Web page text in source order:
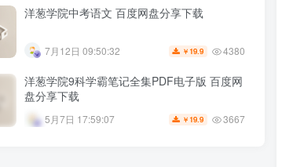
洋葱学院中考语文 百度网盘分享下载
7月12日 09:50:32 ￥ 19.9 4380
洋葱学院9科学霸笔记全集PDF电子版 百度网
盘分享下载
5月7日 17:59:07 ￥ 19.9 3667